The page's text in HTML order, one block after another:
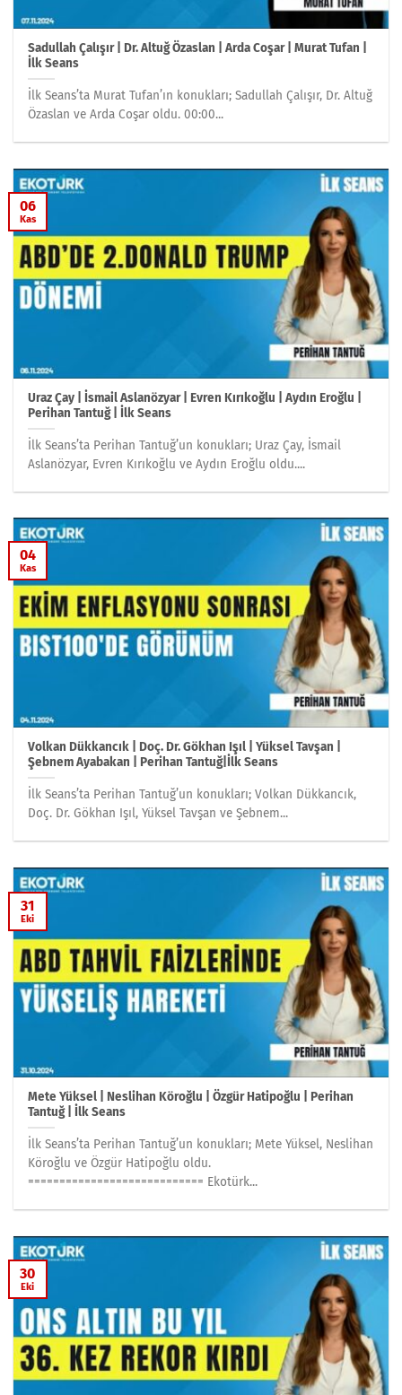
Sadullah Çalışır | Dr. Altuğ Özaslan | Arda Coşar | Murat Tufan |
İlk Seans
İlk Seans’ta Murat Tufan’ın konukları; Sadullah Çalışır, Dr. Altuğ
Özaslan ve Arda Coşar oldu. 00:00...
Uraz Çay | İsmail Aslanözyar | Evren Kırıkoğlu | Aydın Eroğlu |
Perihan Tantuğ | İlk Seans
İlk Seans’ta Perihan Tantuğ’un konukları; Uraz Çay, İsmail
Aslanözyar, Evren Kırıkoğlu ve Aydın Eroğlu oldu....
06
Kas
Volkan Dükkancık | Doç. Dr. Gökhan Işıl | Yüksel Tavşan |
Şebnem Ayabakan | Perihan Tantuğ|İlk Seans
İlk Seans’ta Perihan Tantuğ’un konukları; Volkan Dükkancık,
Doç. Dr. Gökhan Işıl, Yüksel Tavşan ve Şebnem...
04
Kas
Mete Yüksel | Neslihan Köroğlu | Özgür Hatipoğlu | Perihan
Tantuğ | İlk Seans
İlk Seans’ta Perihan Tantuğ’un konukları; Mete Yüksel, Neslihan
Köroğlu ve Özgür Hatipoğlu oldu.
============================ Ekotürk...
31
Eki
30
Eki